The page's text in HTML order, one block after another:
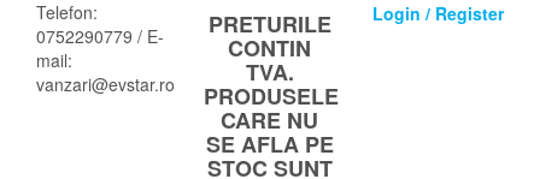
content
Telefon:
0752290779 / E-
mail:
vanzari@evstar.ro
PRETURILE
CONTIN
TVA.
PRODUSELE
CARE NU
SE AFLA PE
STOC SUNT
Login / Register